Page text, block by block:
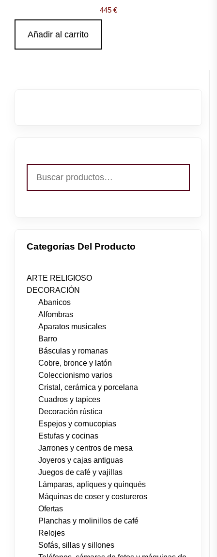
445 €
Añadir al carrito
por:
Categorías Del Producto
ARTE RELIGIOSO
DECORACIÓN
Abanicos
Alfombras
Aparatos musicales
Barro
Básculas y romanas
Cobre, bronce y latón
Coleccionismo varios
Cristal, cerámica y porcelana
Cuadros y tapices
Decoración rústica
Espejos y cornucopias
Estufas y cocinas
Jarrones y centros de mesa
Joyeros y cajas antiguas
Juegos de café y vajillas
Lámparas, apliques y quinqués
Máquinas de coser y costureros
Ofertas
Planchas y molinillos de café
Relojes
Sofás, sillas y sillones